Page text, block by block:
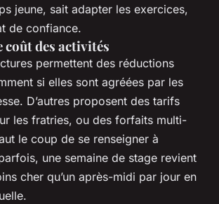
jeune, sait adapter les exercices,
de confiance.
des activités
permettent des réductions
si elles sont agréées par les
D’autres proposent des tarifs
les fratries, ou des forfaits multi-
le coup de se renseigner à
une semaine de stage revient
cher qu’un après-midi par jour en